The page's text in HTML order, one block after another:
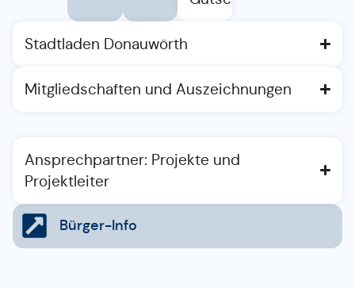
Stadtladen Donauwörth
Mitgliedschaften und Auszeichnungen
Ansprechpartner: Projekte und
Projektleiter
Bürger-Info